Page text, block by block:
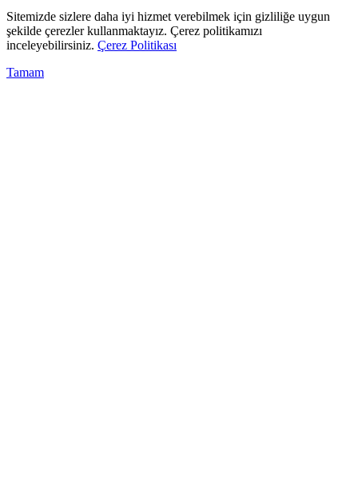
Sitemizde sizlere daha iyi hizmet verebilmek için gizliliğe uygun
şekilde çerezler kullanmaktayız. Çerez politikamızı
inceleyebilirsiniz. Çerez Politikası
Tamam